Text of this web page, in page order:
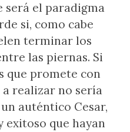
será el paradigma
si, como cabe
terminar los
las piernas. Si
que promete con
a realizar no sería
auténtico Cesar,
exitoso que hayan